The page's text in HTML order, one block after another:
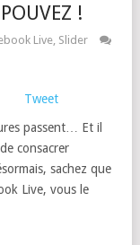
!
Live, Slider
Tweet
passent… Et il
consacrer
sachez que
Live, vous le